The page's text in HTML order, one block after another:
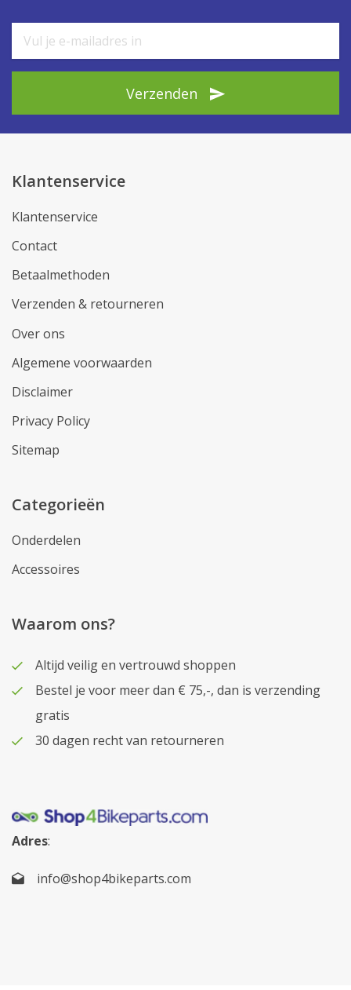
Verzenden
Klantenservice
Klantenservice
Contact
Betaalmethoden
Verzenden & retourneren
Over ons
Algemene voorwaarden
Disclaimer
Privacy Policy
Sitemap
Categorieën
Onderdelen
Accessoires
Waarom ons?
Altijd veilig en vertrouwd shoppen
Bestel je voor meer dan € 75,-, dan is verzending
gratis
30 dagen recht van retourneren
Adres:
info@shop4bikeparts.com